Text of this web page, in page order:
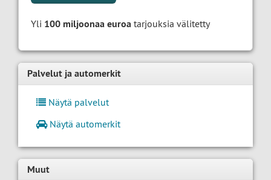
Yli 100 miljoonaa euroa tarjouksia välitetty
Palvelut ja automerkit
Näytä palvelut
Näytä automerkit
Muut